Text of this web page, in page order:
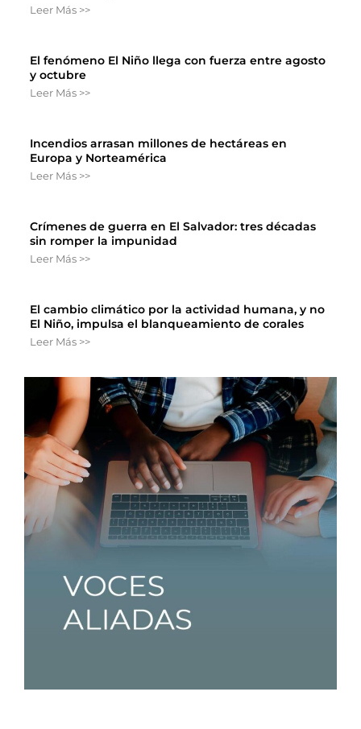
Leer Más >>
El fenómeno El Niño llega con fuerza entre agosto
y octubre
Leer Más >>
Incendios arrasan millones de hectáreas en
Europa y Norteamérica
Leer Más >>
Crímenes de guerra en El Salvador: tres décadas
sin romper la impunidad
Leer Más >>
El cambio climático por la actividad humana, y no
El Niño, impulsa el blanqueamiento de corales
Leer Más >>